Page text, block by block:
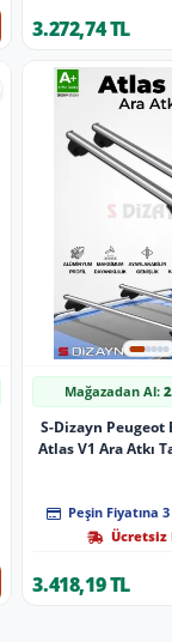
3.272,74 TL
Mağazadan Al:
S-Dizayn Peugeot
Atlas V1 Ara Atkı
Peşin Fiyatına
Ücretsiz
3.418,19 TL